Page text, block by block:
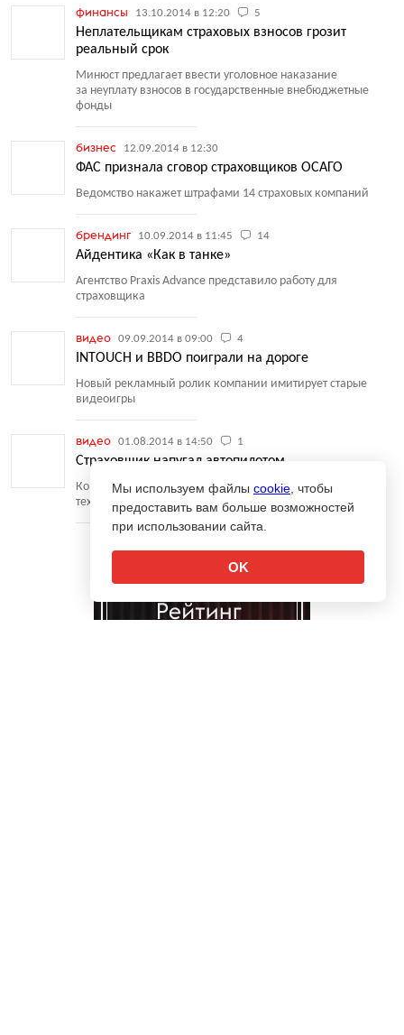
финансы 13.10.2014 в 12:20 5
Неплательщикам страховых взносов грозит
реальный срок
Минюст предлагает ввести уголовное наказание
за неуплату взносов в государственные внебюджетные
фонды
бизнес 12.09.2014 в 12:30
ФАС признала сговор страховщиков ОСАГО
Ведомство накажет штрафами 14 страховых компаний
брендинг 10.09.2014 в 11:45 14
Айдентика «Как в танке»
Агентство Praxis Advance представило работу для
страховщика
видео 09.09.2014 в 09:00 4
INTOUCH и BBDO поиграли на дороге
Новый рекламный ролик компании имитирует старые
видеоигры
видео 01.08.2014 в 14:50 1
Страховщик напугал автопилотом
Компания показала в рекламе, что не все готовы к новым
технологиям
Мы используем файлы cookie , чтобы
предоставить вам больше возможностей
при использовании сайта.
OK